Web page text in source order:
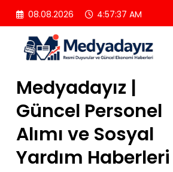
İçeriğe
atla
08.08.2026 4:57:38 AM
Medyadayız |
Güncel Personel
Alımı ve Sosyal
Yardım Haberleri